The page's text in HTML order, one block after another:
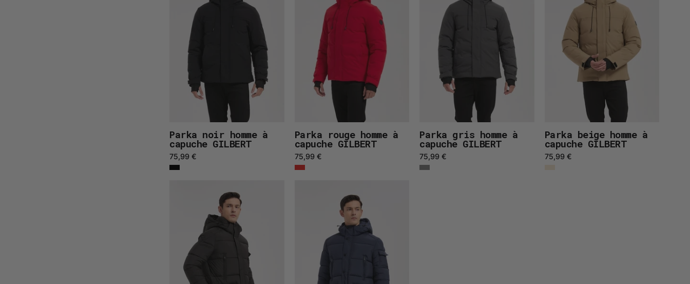
capuche
GILBERT
Parka noir homme à
capuche GILBERT
75,99 €
capuche
GILBERT
Parka rouge homme à
capuche GILBERT
75,99 €
capuche
GILBERT
Parka gris homme à
capuche GILBERT
75,99 €
capuche
GILBERT
Parka beige homme à
capuche GILBERT
75,99 €
noir
homme
à
capuche
GÉRARD
bleu
foncé
homme
capuche
GÉRARD